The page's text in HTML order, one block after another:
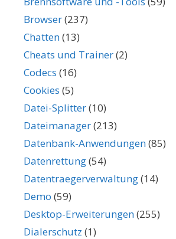
Browser(237)
Chatten(13)
Cheats und Trainer(2)
Codecs (16)
Cookies (5)
Datei-Splitter(10)
Dateimanager(213)
Datenbank-Anwendungen(85)
Datenrettung(54)
Datentraegerverwaltung(14)
Demo (59)
Desktop-Erweiterungen(255)
Dialerschutz (1)